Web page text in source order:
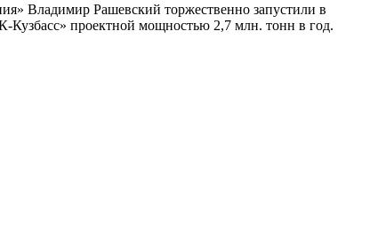
Владимир Рашевский торжественно запустили в
проектной мощностью 2,7 млн. тонн в год.